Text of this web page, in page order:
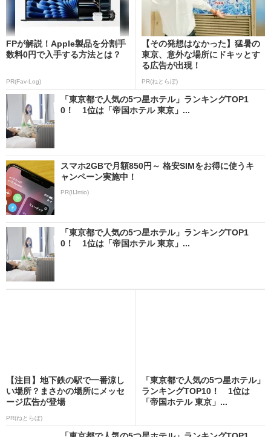
FPが解説！Apple製品を分割手
数料0円で入手する方法とは？
PR(Fav-Log)
【その発想はなかった】猛暑の
東京、意外な場所にドキッとす
る広告が出現！
PR(ねとらぼ)
「東京都で人気の5つ星ホテル」ランキングTOP1
0！ 1位は「帝国ホテル 東京」...
スマホ2GBで月額850円～ 格安SIMをお得に使うキ
ャンペーン実施中！
PR(IIJmio)
「東京都で人気の5つ星ホテル」ランキングTOP1
0！ 1位は「帝国ホテル 東京」...
【注目】地下鉄の駅で一番涼し
い場所？まさかの場所にメッセ
ージ広告が登場
PR(ねとらぼ)
「東京都で人気の5つ星ホテル」
ランキングTOP10！ 1位は
「帝国ホテル 東京」...